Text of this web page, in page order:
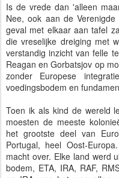
Is de vrede dan 'alleen
Nee, ook aan de
geval met elkaar aan tafel
die vreselijke dreiging met
verstandig inzicht van felle
Reagan en Gorbatsjov op
zonder Europese
voedingsbodem en
Toen ik als kind de wereld
moesten de meeste
het grootste deel van
Portugal, heel Oost-
macht over. Elke land werd
bodem, ETA, IRA, RAF,